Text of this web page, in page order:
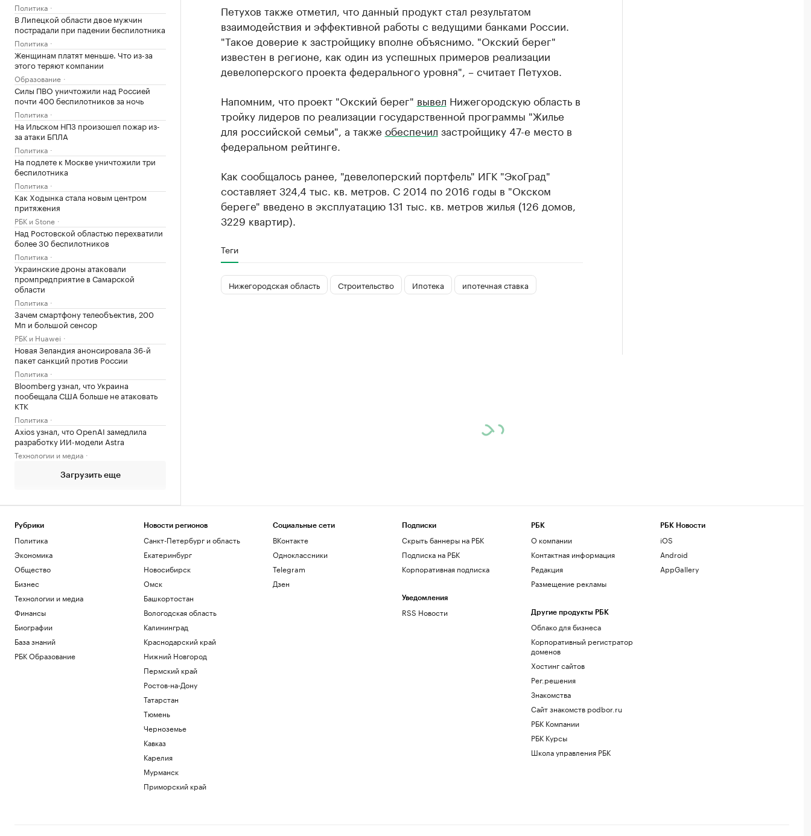
Политика
В Липецкой области двое мужчин
пострадали при падении беспилотника
Политика
Женщинам платят меньше. Что из-за
этого теряют компании
Образование
Силы ПВО уничтожили над Россией
почти 400 беспилотников за ночь
Политика
На Ильском НПЗ произошел пожар из-
за атаки БПЛА
Политика
На подлете к Москве уничтожили три
беспилотника
Политика
Как Ходынка стала новым центром
притяжения
РБК и Stone
Над Ростовской областью перехватили
более 30 беспилотников
Политика
Украинские дроны атаковали
промпредприятие в Самарской
области
Политика
Зачем смартфону телеобъектив, 200
Мп и большой сенсор
РБК и Huawei
Новая Зеландия анонсировала 36-й
пакет санкций против России
Политика
Bloomberg узнал, что Украина
пообещала США больше не атаковать
КТК
Политика
Axios узнал, что OpenAI замедлила
разработку ИИ-модели Astra
Технологии и медиа
Загрузить еще
Петухов также отметил, что данный продукт стал результатом
взаимодействия и эффективной работы с ведущими банками России.
"Такое доверие к застройщику вполне объяснимо. "Окский берег"
известен в регионе, как один из успешных примеров реализации
девелоперского проекта федерального уровня", – считает Петухов.
Напомним, что проект "Окский берег" вывел Нижегородскую область в
тройку лидеров по реализации государственной программы "Жилье
для российской семьи", а также обеспечил застройщику 47-е место в
федеральном рейтинге.
Как сообщалось ранее, "девелоперский портфель" ИГК "ЭкоГрад"
составляет 324,4 тыс. кв. метров. С 2014 по 2016 годы в "Окском
береге" введено в эксплуатацию 131 тыс. кв. метров жилья (126 домов,
3229 квартир).
Теги
Нижегородская область Строительство Ипотека ипотечная ставка
Рубрики
Политика
Экономика
Общество
Бизнес
Технологии и медиа
Финансы
Биографии
База знаний
РБК Образование
Новости регионов
Санкт-Петербург и область
Екатеринбург
Новосибирск
Омск
Башкортостан
Вологодская область
Калининград
Краснодарский край
Нижний Новгород
Пермский край
Ростов-на-Дону
Татарстан
Тюмень
Черноземье
Кавказ
Карелия
Мурманск
Приморский край
Социальные сети
ВКонтакте
Одноклассники
Telegram
Дзен
Подписки
Скрыть баннеры на РБК
Подписка на РБК
Корпоративная подписка
Уведомления
RSS Новости
РБК
О компании
Контактная информация
Редакция
Размещение рекламы
Другие продукты РБК
Облако для бизнеса
Корпоративный регистратор
доменов
Хостинг сайтов
Рег.решения
Знакомства
Сайт знакомств podbor.ru
РБК Компании
РБК Курсы
Школа управления РБК
РБК Новости
iOS
Android
AppGallery